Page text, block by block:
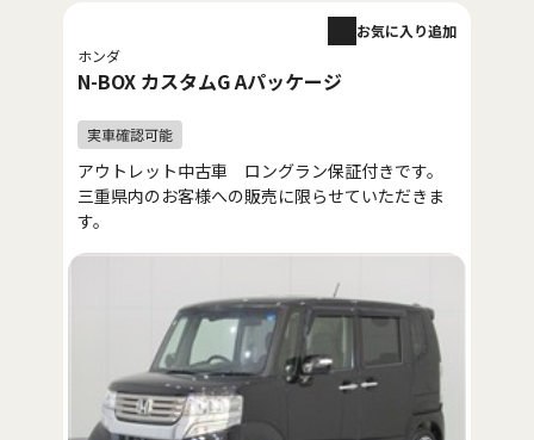
ホンダ
N-BOX カスタムG Aパッケージ
お気に入り追加
アウトレット中古車 ロングラン保証付きです。
三重県内のお客様への販売に限らせていただきま
す。